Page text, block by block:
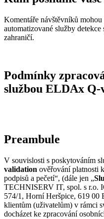
Komentáře návštěvníků
automatizované služby
zahraničí.
Podmínky
službou ELDAx
Preambule
V souvislosti s poskytováním
validation ověřování platnosti
podpisů a pečetí“, (dále jen „
TECHNISERV IT, spol. s r.o.
574/1, Horní Heršpice, 619 00
klientům (uživatelům) v rámci
docházet ke zpracování